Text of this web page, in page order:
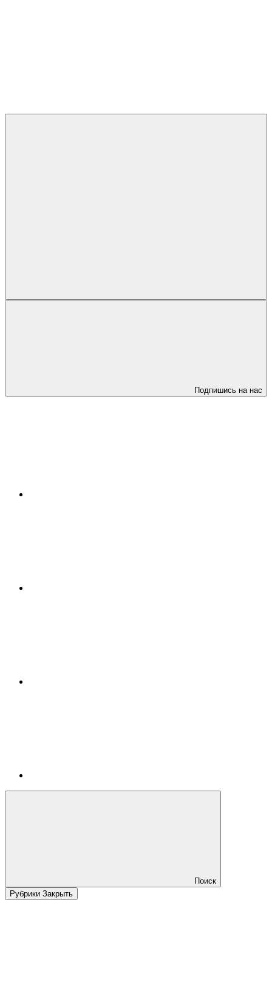
Подпишись на нас
Поиск
Рубрики Закрыть